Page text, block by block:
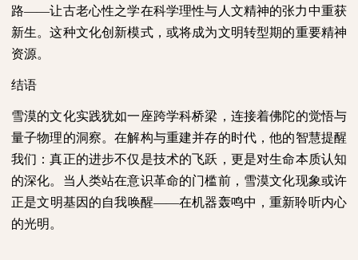
路——让古老心性之学在科学理性与人文精神的张力中重获
新生。这种文化创新模式，或将成为文明转型期的重要精神
资源。
结语
雪漠的文化实践犹如一座跨学科桥梁，连接着佛陀的觉悟与
量子物理的洞察。在解构与重建并存的时代，他的智慧提醒
我们：真正的进步不仅是技术的飞跃，更是对生命本质认知
的深化。当人类站在意识革命的门槛前，雪漠文化现象或许
正是文明基因的自我唤醒——在机器轰鸣中，重新聆听内心
的光明。